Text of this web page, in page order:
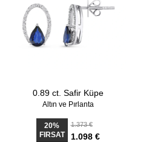
0.89 ct. Safir Küpe
Altın ve Pırlanta
20%
FIRSAT
1.373 €
1.098 €